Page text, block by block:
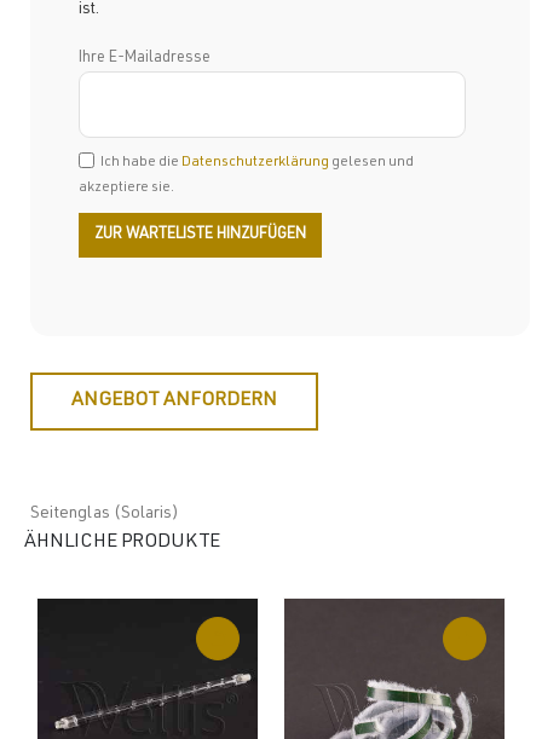
ist.
Ihre E-Mailadresse
Ich habe die Datenschutzerklärung gelesen und
akzeptiere sie.
ANGEBOT ANFORDERN
Seitenglas (Solaris)
ÄHNLICHE PRODUKTE